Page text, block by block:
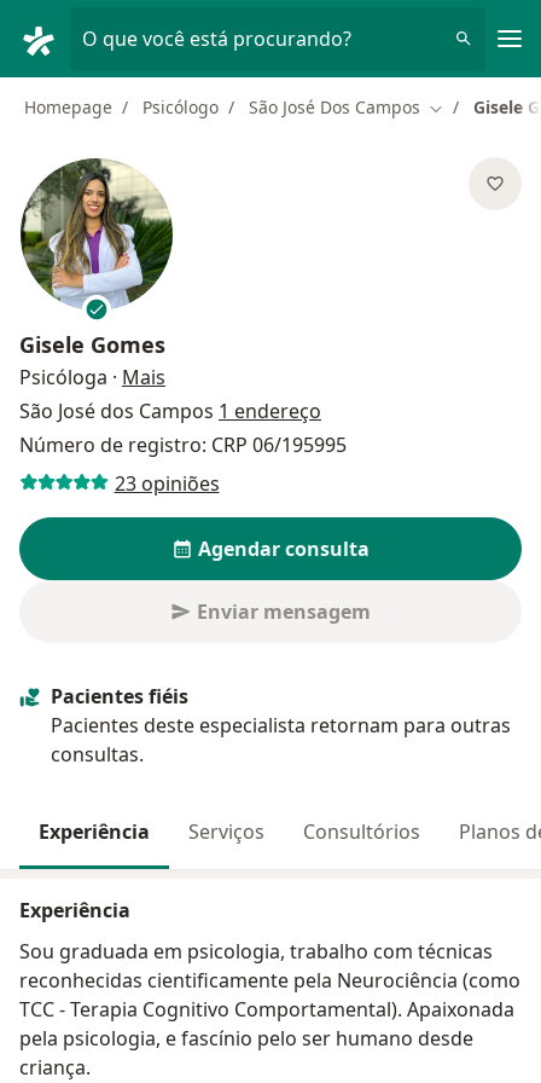
O que você está procurando?
Homepage Psicólogo São José Dos Campos Mudar de
Gisele
Gisele Gomes
Psicóloga · Mais
São José dos Campos 1 endereço
Número de registro: CRP 06/195995
23 opiniões
Agendar consulta
Enviar mensagem
Pacientes fiéis
Pacientes deste especialista retornam para outras
consultas.
Experiência Serviços Consultórios Planos
Experiência
Sou graduada em psicologia, trabalho com técnicas
reconhecidas cientificamente pela Neurociência (como
TCC - Terapia Cognitivo Comportamental). Apaixonada
pela psicologia, e fascínio pelo ser humano desde
criança.